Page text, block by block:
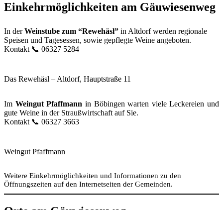
Einkehrmöglichkeiten am Gäuwiesenweg
In derWeinstube zum “Rewehäsl” in Altdorf werden regionale
Speisen und Tagesessen, sowie gepflegte Weine angeboten.
Kontakt 📞 06327 5284
Das Rewehäsl – Altdorf, Hauptstraße 11
Im Weingut Pfaffmann in Böbingen warten viele Leckereien und
gute Weine in der Straußwirtschaft auf Sie.
Kontakt 📞 06327 3663
Weingut Pfaffmann
Weitere Einkehrmöglichkeiten und Informationen zu den
Öffnungszeiten auf den Internetseiten der Gemeinden.